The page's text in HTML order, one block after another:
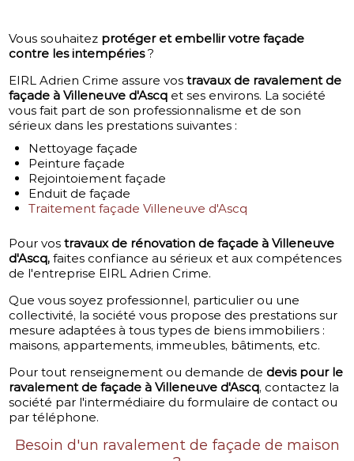
Vous souhaitez protéger et embellir votre façade
contre les intempéries?
EIRL Adrien Crime assure vostravaux de ravalement de
façade à Villeneuve d'Ascq et ses environs. La société
vous fait part de son professionnalisme et de son
sérieux dans les prestations suivantes :
Nettoyage façade
Peinture façade
Rejointoiement façade
Enduit de façade
Traitement façade Villeneuve d'Ascq
Pour vostravaux de rénovation de façade à Villeneuve
d'Ascq,faites confiance au sérieux et aux compétences
de l'entreprise EIRL Adrien Crime.
Que vous soyez professionnel, particulier ou une
collectivité, la société vous propose des prestations sur
mesure adaptées à tous types de biens immobiliers :
maisons, appartements, immeubles, bâtiments, etc.
Pour tout renseignement ou demande dedevis pour le
ravalement de façade à Villeneuve d'Ascq, contactez la
société par l'intermédiaire du formulaire de contact ou
par téléphone.
Besoin d'un ravalement de façade de maison